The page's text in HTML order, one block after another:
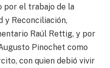
por el trabajo de la
y Reconciliación,
Raúl Rettig, y por
Pinochet como
con quien debió vivir